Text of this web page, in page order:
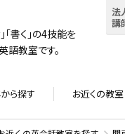
」「書く」の4技能を
語教室です。
法
講
ら探す お近くの教